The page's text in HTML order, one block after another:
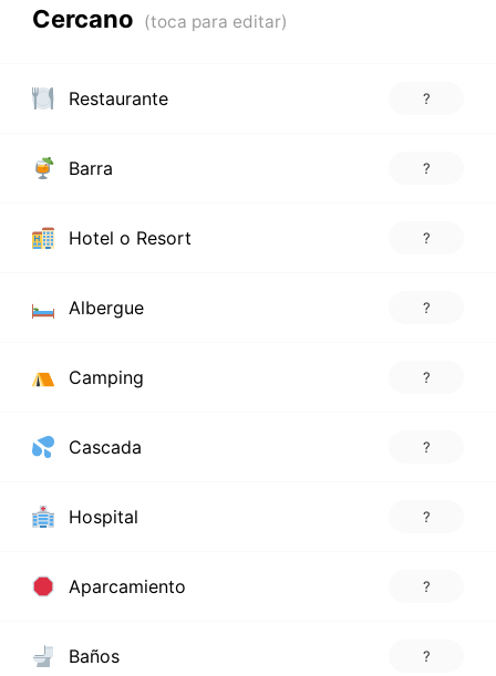
Cercano
Restaurante ?
Barra ?
Hotel o Resort ?
Albergue ?
Camping ?
Cascada ?
Hospital ?
Aparcamiento ?
Baños ?